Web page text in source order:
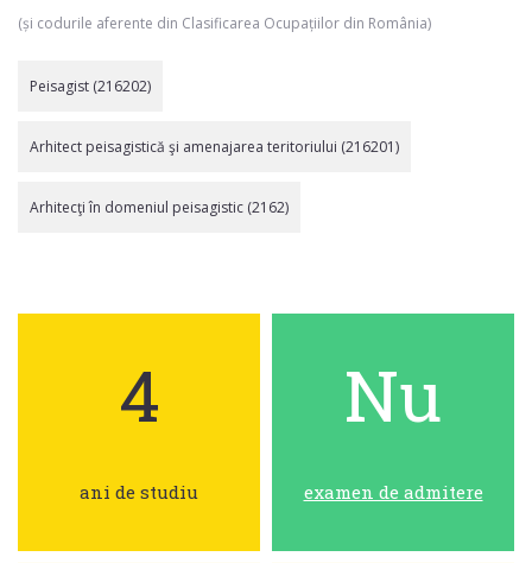
(și codurile aferente din Clasificarea Ocupațiilor din România)
Peisagist (216202)
Arhitect peisagistică şi amenajarea teritoriului (216201)
Arhitecţi în domeniul peisagistic (2162)
4
ani de studiu
Nu
examen de admitere